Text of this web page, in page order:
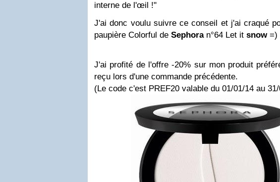
interne de l'œil !"
J'ai donc voulu suivre ce conseil et j'ai craqué
paupière Colorful de Sephoran°64 Let it snow=)
J'ai profité de l'offre -20% sur mon produit
reçu lors d'une commande précédente.
(Le code c'est PREF20 valable du 01/01/14 au